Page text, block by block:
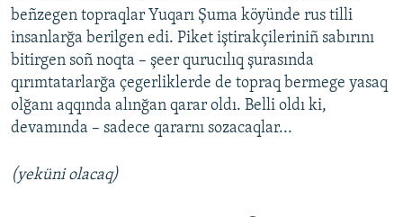
beñzegen topraqlar Yuqarı Şuma köyünde rus tilli
insanlarğa berilgen edi. Piket iştirakçileriniñ sabırını
bitirgen soñ noqta – şeer qurucılıq şurasında
qırımtatarlarğa çegerliklerde de topraq bermege yasaq
olğanı aqqında alınğan qarar oldı. Belli oldı ki,
devamında – sadece qararnı sozacaqlar...
(yeküni olacaq)